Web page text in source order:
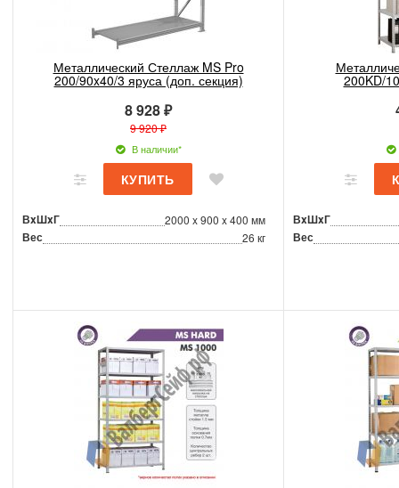
Металлический Стеллаж MS Pro
200/90x40/3 яруса (доп. секция)
8 928 ₽
9 920 ₽
В наличии*
ВxШxГ 2000 x 900 x 400 мм
Вес 26 кг
200KD/
ВxШxГ
Вес